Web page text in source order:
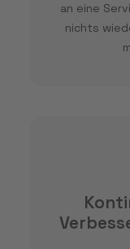
an eine
nichts